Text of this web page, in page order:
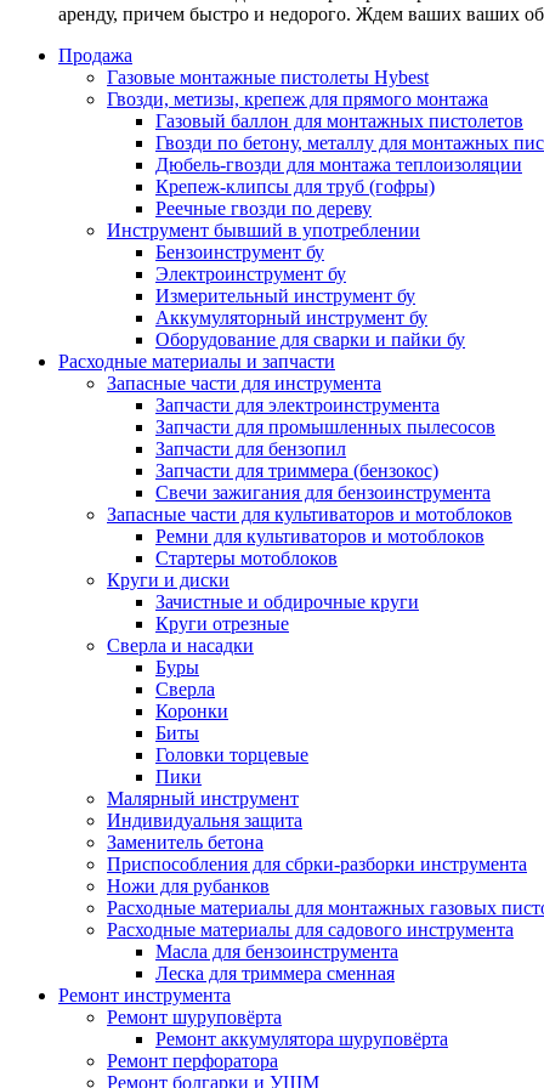
аренду, причем быстро и недорого. Ждем ваших ваших
Продажа
Газовые монтажные пистолеты Hybest
Гвозди, метизы, крепеж для прямого монтажа
Газовый баллон для монтажных пистолетов
Гвозди по бетону, металлу для монтажных
Дюбель-гвозди для монтажа теплоизоляции
Крепеж-клипсы для труб (гофры)
Реечные гвозди по дереву
Инструмент бывший в употреблении
Бензоинструмент бу
Электроинструмент бу
Измерительный инструмент бу
Аккумуляторный инструмент бу
Оборудование для сварки и пайки бу
Расходные материалы и запчасти
Запасные части для инструмента
Запчасти для электроинструмента
Запчасти для промышленных пылесосов
Запчасти для бензопил
Запчасти для триммера (бензокос)
Свечи зажигания для бензоинструмента
Запасные части для культиваторов и мотоблоков
Ремни для культиваторов и мотоблоков
Стартеры мотоблоков
Круги и диски
Зачистные и обдирочные круги
Круги отрезные
Сверла и насадки
Буры
Сверла
Коронки
Биты
Головки торцевые
Пики
Малярный инструмент
Индивидуальня защита
Заменитель бетона
Приспособления для сбрки-разборки инструмента
Ножи для рубанков
Расходные материалы для монтажных газовых
Расходные материалы для садового инструмента
Масла для бензоинструмента
Леска для триммера сменная
Ремонт инструмента
Ремонт шуруповёрта
Ремонт аккумулятора шуруповёрта
Ремонт перфоратора
Ремонт болгарки и УШМ